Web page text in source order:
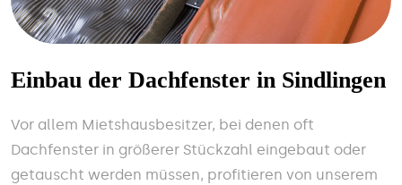
Einbau der Dachfenster in Sindlingen
Vor allem Mietshausbesitzer, bei denen oft
Dachfenster in größerer Stückzahl eingebaut oder
getauscht werden müssen, profitieren von unserem